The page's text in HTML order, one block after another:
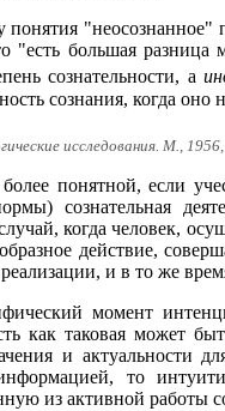
понятия
"есть большая разница
сознательности, а
сознания, когда оно
исследования. М., 1956,
понятной, если
сознательная
когда человек,
действие,
и в то же
момент
как таковая может
и актуальности
то
из активной